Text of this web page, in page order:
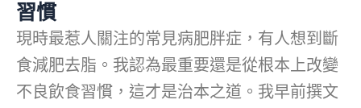
習慣
現時最惹人關注的常見病肥胖症，有人想到斷
食減肥去脂。我認為最重要還是從根本上改變
不良飲食習慣，這才是治本之道。我早前撰文